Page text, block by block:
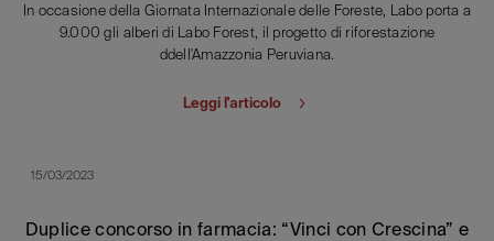
In occasione della Giornata Internazionale delle Foreste, Labo porta a
9.000 gli alberi di Labo Forest, il progetto di riforestazione
ddell'Amazzonia Peruviana.
Leggi l'articolo
15/03/2023
Duplice concorso in farmacia: “Vinci con Crescina” e